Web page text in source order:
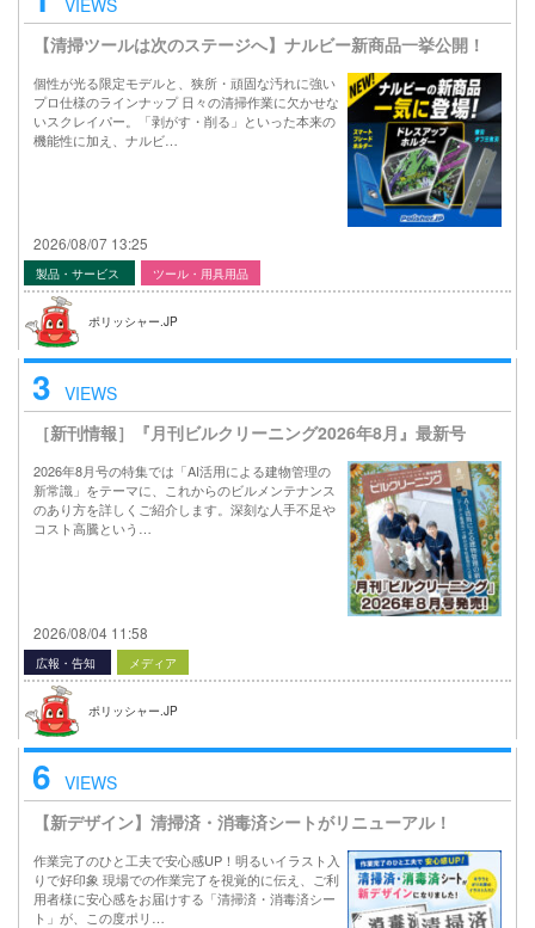
【清掃ツールは次のステージへ】ナルビー新商品一挙公開！
個性が光る限定モデルと、狭所・頑固な汚れに強い
プロ仕様のラインナップ 日々の清掃作業に欠かせな
いスクレイパー。「剥がす・削る」といった本来の
機能性に加え、ナルビ…
2026/08/07 13:25
製品・サービス ツール・用具用品
ポリッシャー.JP
3 VIEWS
［新刊情報］『月刊ビルクリーニング2026年8月』最新号
2026年8月号の特集では「AI活用による建物管理の
新常識」をテーマに、これからのビルメンテナンス
のあり方を詳しくご紹介します。深刻な人手不足や
コスト高騰という…
2026/08/04 11:58
広報・告知 メディア
ポリッシャー.JP
6 VIEWS
【新デザイン】清掃済・消毒済シートがリニューアル！
作業完了のひと工夫で安心感UP！明るいイラスト入
りで好印象 現場での作業完了を視覚的に伝え、ご利
用者様に安心感をお届けする「清掃済・消毒済シー
ト」が、この度ポリ…